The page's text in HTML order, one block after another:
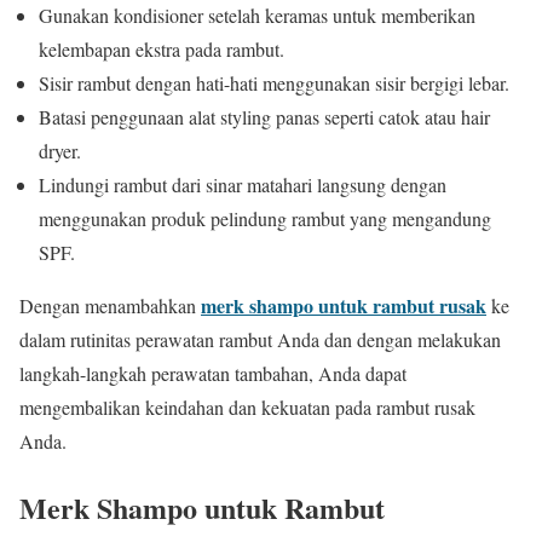
Gunakan kondisioner setelah keramas untuk memberikan
kelembapan ekstra pada rambut.
Sisir rambut dengan hati-hati menggunakan sisir bergigi lebar.
Batasi penggunaan alat styling panas seperti catok atau hair
dryer.
Lindungi rambut dari sinar matahari langsung dengan
menggunakan produk pelindung rambut yang mengandung
SPF.
Dengan menambahkan merk shampo untuk rambut rusakke
dalam rutinitas perawatan rambut Anda dan dengan melakukan
langkah-langkah perawatan tambahan, Anda dapat
mengembalikan keindahan dan kekuatan pada rambut rusak
Anda.
Merk Shampo untuk Rambut